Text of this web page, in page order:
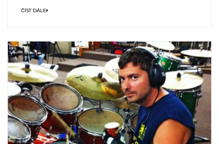
ČÍST DÁLE